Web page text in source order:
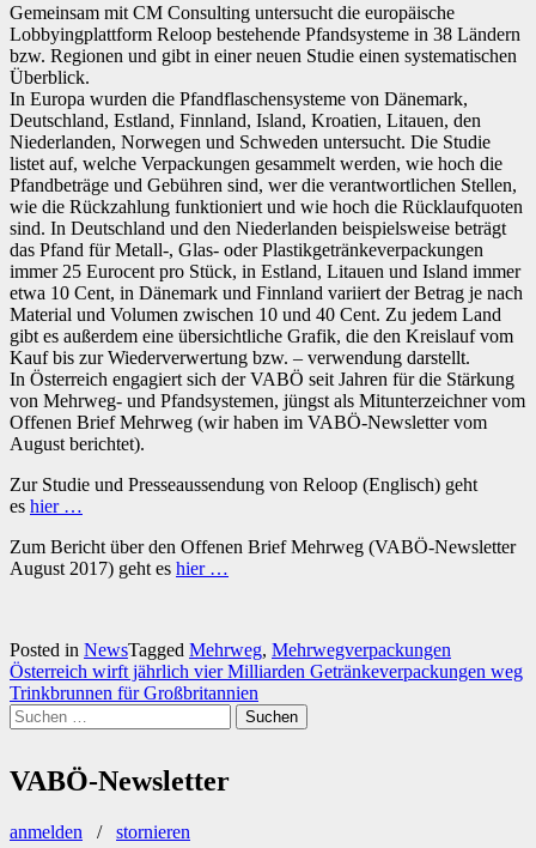
Gemeinsam mit CM Consulting untersucht die europäische
Lobbyingplattform Reloop bestehende Pfandsysteme in 38 Ländern
bzw. Regionen und gibt in einer neuen Studie einen systematischen
Überblick.
In Europa wurden die Pfandflaschensysteme von Dänemark,
Deutschland, Estland, Finnland, Island, Kroatien, Litauen, den
Niederlanden, Norwegen und Schweden untersucht. Die Studie
listet auf, welche Verpackungen gesammelt werden, wie hoch die
Pfandbeträge und Gebühren sind, wer die verantwortlichen Stellen,
wie die Rückzahlung funktioniert und wie hoch die Rücklaufquoten
sind. In Deutschland und den Niederlanden beispielsweise beträgt
das Pfand für Metall-, Glas- oder Plastikgetränkeverpackungen
immer 25 Eurocent pro Stück, in Estland, Litauen und Island immer
etwa 10 Cent, in Dänemark und Finnland variiert der Betrag je nach
Material und Volumen zwischen 10 und 40 Cent. Zu jedem Land
gibt es außerdem eine übersichtliche Grafik, die den Kreislauf vom
Kauf bis zur Wiederverwertung bzw. – verwendung darstellt.
In Österreich engagiert sich der VABÖ seit Jahren für die Stärkung
von Mehrweg- und Pfandsystemen, jüngst als Mitunterzeichner vom
Offenen Brief Mehrweg (wir haben im VABÖ-Newsletter vom
August berichtet).
Zur Studie und Presseaussendung von Reloop (Englisch) geht
es hier …
Zum Bericht über den Offenen Brief Mehrweg (VABÖ-Newsletter
August 2017) geht es hier …
Posted in NewsTagged Mehrweg, Mehrwegverpackungen
Beitragsnavigation
Österreich wirft jährlich vier Milliarden Getränkeverpackungen weg
Trinkbrunnen für Großbritannien
Suchen
nach:
VABÖ-Newsletter
anmelden / stornieren